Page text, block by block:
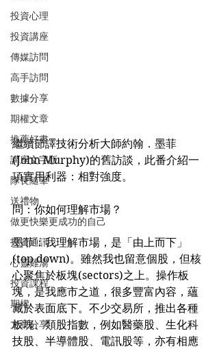
投資心理
投資講座
傳媒訪問
高手訪問
數據分享
期權文章
推薦好書
講座文字版
隊長隨筆
送禮物
做更快樂更成功的自己
投資通訊
心靈雞湯
投資課程
期權
文章分享
繼續節譯技術分析大師約翰．墨菲
(John Murphy)的舊訪談，此番介紹一
項實用利器：相對強度。
問：你如何理解市場？
墨菲：我理解市場，是「由上而下」
(top down)。雖然我也留意個股，但核
心聚焦於板塊(sectors)之上。操作板
塊，是我應市之道，很多豐富內容，蘊
藏於表面底下。不少交易所，推出各種
板塊、類股指數，例如醫藥股、生化科
技股、半導體股、電訊股等，亦有相應